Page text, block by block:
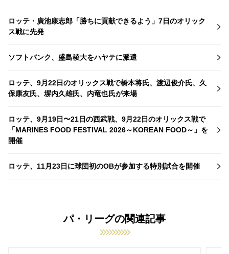
ロッテ・廣池康志郎「勝ちに貢献できるよう」7日のオリック
ス戦に先発
ソフトバンク、盛島稜大をハヤテに派遣
ロッテ、9月22日のオリックス戦で橋本将氏、渡辺俊介氏、久
保康友氏、塀内久雄氏、内竜也氏が来場
ロッテ、9月19日〜21日の西武戦、9月22日のオリックス戦で
「MARINES FOOD FESTIVAL 2026～KOREAN FOOD～」を
開催
ロッテ、11月23日に球団初のOBが参加する特別試合を開催
パ・リーグの関連記事